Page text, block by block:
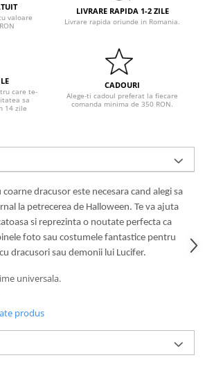
valoare
LIVRARE RAPIDA 1-2 ZILE
Livrare rapida oriunde in Romania.
care te-
sa
14 zile
CADOURI
Alege-ti cadoul preferat la fiecare
comanda minima de 350 RON.
dracusor este necesara cand alegi sa
la petrecerea de Halloween. Te va ajuta
si reprezinta o noutate perfecta ca
foto sau costumele fantastice pentru
dracusori sau demonii lui Lucifer.
universala.
produs